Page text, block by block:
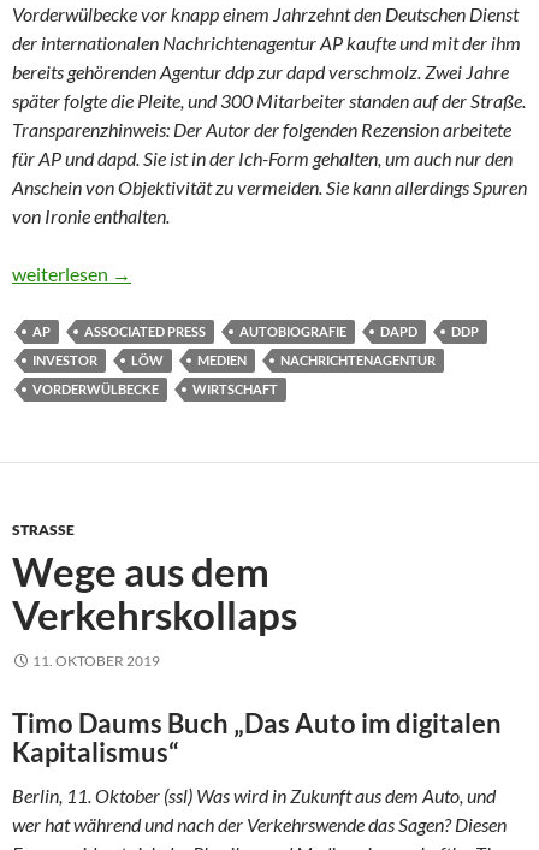
Vorderwülbecke vor knapp einem Jahrzehnt den Deutschen Dienst
der internationalen Nachrichtenagentur AP kaufte und mit der ihm
bereits gehörenden Agentur ddp zur dapd verschmolz. Zwei Jahre
später folgte die Pleite, und 300 Mitarbeiter standen auf der Straße.
Transparenzhinweis: Der Autor der folgenden Rezension arbeitete
für AP und dapd. Sie ist in der Ich-Form gehalten, um auch nur den
Anschein von Objektivität zu vermeiden. Sie kann allerdings Spuren
von Ironie enthalten.
Von Wohltätern und subalternen Journalisten
weiterlesen →
AP ASSOCIATED PRESS AUTOBIOGRAFIE DAPD
DDP
INVESTOR
LÖW MEDIEN
NACHRICHTENAGENTUR
VORDERWÜLBECKE
WIRTSCHAFT
STRASSE
Wege aus dem
Verkehrskollaps
11. OKTOBER 2019
Timo Daums Buch „Das Auto im digitalen
Kapitalismus“
Berlin, 11. Oktober (ssl) Was wird in Zukunft aus dem Auto, und
wer hat während und nach der Verkehrswende das Sagen? Diesen